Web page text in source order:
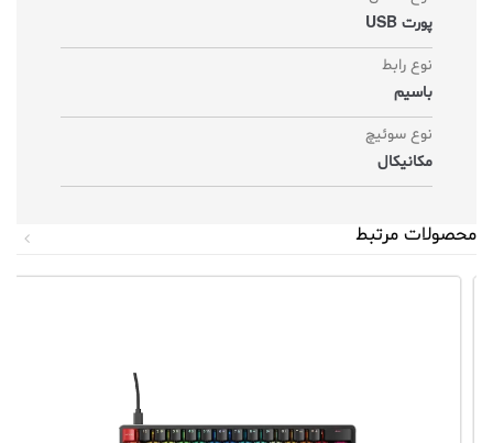
پورت USB
نوع رابط
باسیم
نوع سوئیچ
مکانیکال
محصولات مرتبط